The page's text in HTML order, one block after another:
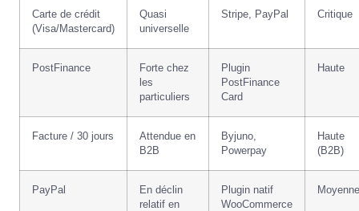
Carte de crédit
(Visa/Mastercard)
Quasi
universelle
Stripe, PayPal Critique
PostFinance
Forte chez
les
particuliers
Plugin
PostFinance
Card
Haute
Facture / 30 jours
Attendue en
B2B
Byjuno,
Powerpay
Haute
(B2B)
PayPal
En déclin
relatif en
Plugin natif
WooCommerce
Moyenne